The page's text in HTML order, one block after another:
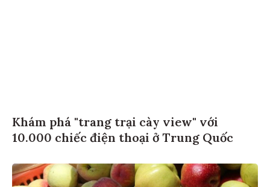
Khám phá "trang trại cày view" với
10.000 chiếc điện thoại ở Trung Quốc